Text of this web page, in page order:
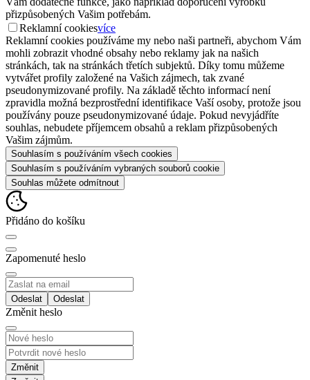
přizpůsobených Vašim potřebám.
Reklamní cookiesvíce
Reklamní cookies používáme my nebo naši partneři, abychom Vám
mohli zobrazit vhodné obsahy nebo reklamy jak na našich
stránkách, tak na stránkách třetích subjektů. Díky tomu můžeme
vytvářet profily založené na Vašich zájmech, tak zvané
pseudonymizované profily. Na základě těchto informací není
zpravidla možná bezprostřední identifikace Vaší osoby, protože jsou
používány pouze pseudonymizované údaje. Pokud nevyjádříte
souhlas, nebudete příjemcem obsahů a reklam přizpůsobených
Vašim zájmům.
Souhlasím s používáním všech cookies
Souhlasím s používáním vybraných souborů cookie
Souhlas můžete odmítnout
Přidáno do košíku
Zapomenuté heslo
Odeslat
Změnit heslo